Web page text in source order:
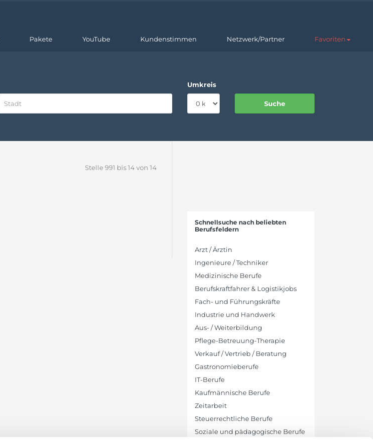
Pakete YouTube Kundenstimmen Netzwerk/Partner Favoriten
Umkreis
Stelle 991 bis 14 von 14
Schnellsuche nach beliebten
Berufsfeldern
Arzt / Ärztin
Ingenieure / Techniker
Medizinische Berufe
Berufskraftfahrer & Logistikjobs
Fach- und Führungskräfte
Industrie und Handwerk
Aus- / Weiterbildung
Pflege-Betreuung-Therapie
Verkauf / Vertrieb / Beratung
Gastronomieberufe
IT-Berufe
Kaufmännische Berufe
Zeitarbeit
Steuerrechtliche Berufe
Soziale und pädagogische Berufe